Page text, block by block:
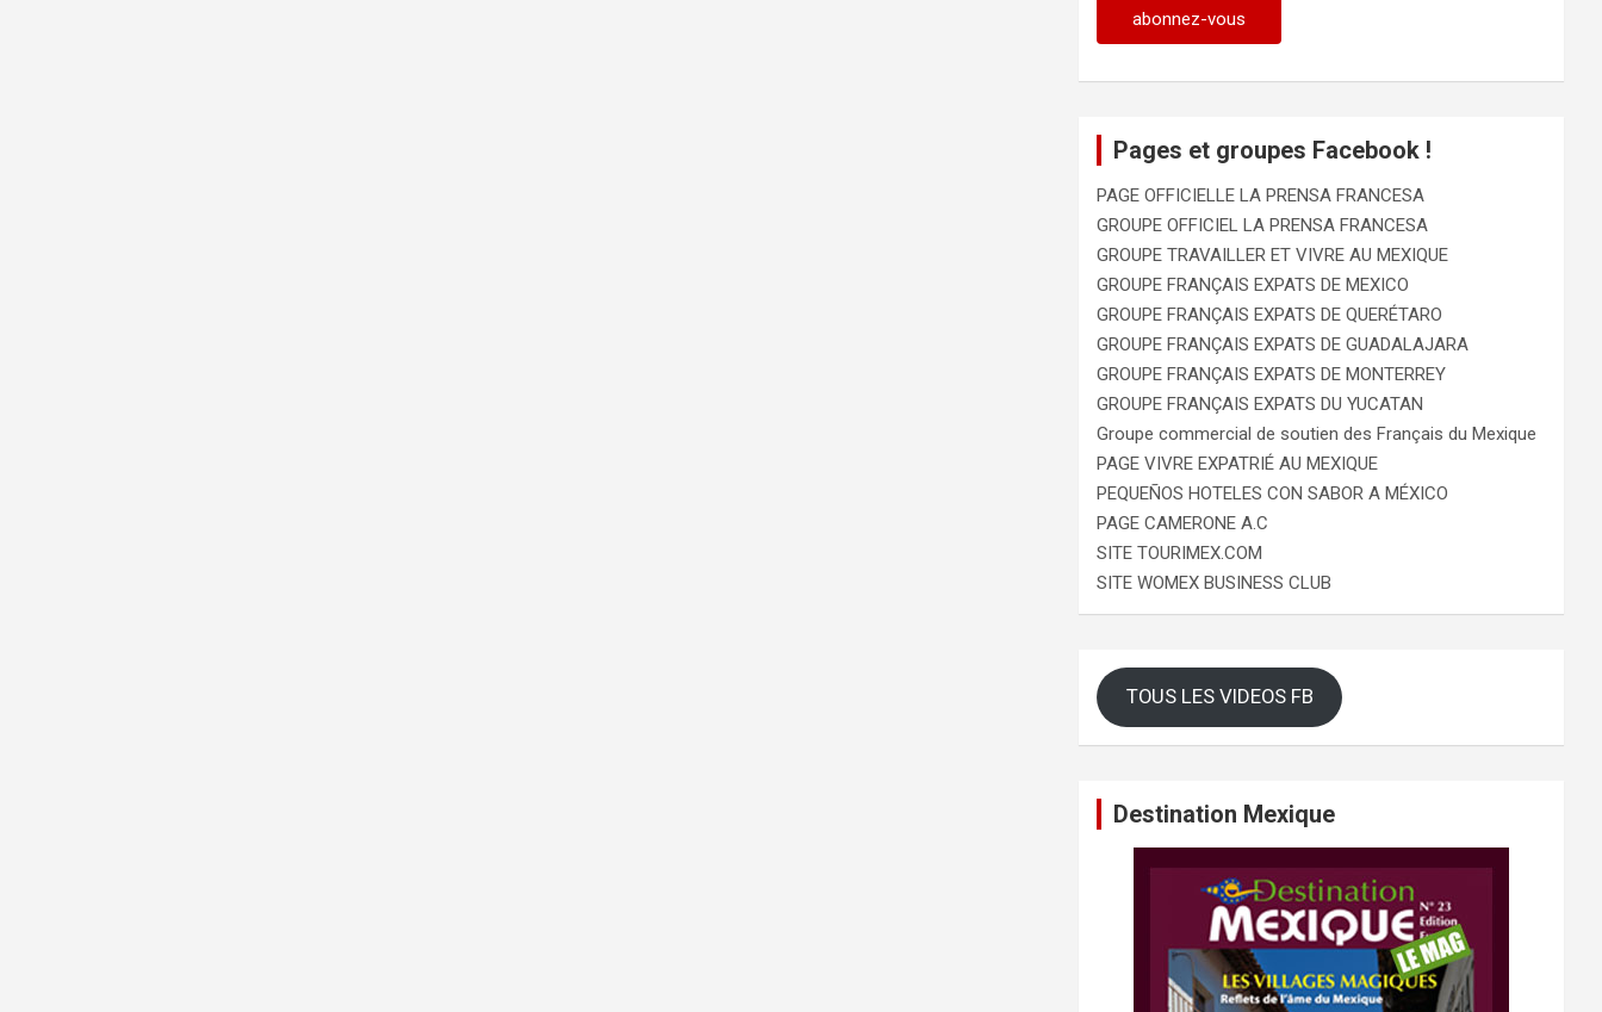
Pages et groupes Facebook !
PAGE OFFICIELLE LA PRENSA FRANCESA
GROUPE OFFICIEL LA PRENSA FRANCESA
GROUPE TRAVAILLER ET VIVRE AU MEXIQUE
GROUPE FRANÇAIS EXPATS DE MEXICO
GROUPE FRANÇAIS EXPATS DE QUERÉTARO
GROUPE FRANÇAIS EXPATS DE GUADALAJARA
GROUPE FRANÇAIS EXPATS DE MONTERREY
GROUPE FRANÇAIS EXPATS DU YUCATAN
Groupe commercial de soutien des Français du Mexique
PAGE VIVRE EXPATRIÉ AU MEXIQUE
PEQUEÑOS HOTELES CON SABOR A MÉXICO
PAGE CAMERONE A.C
SITE TOURIMEX.COM
SITE WOMEX BUSINESS CLUB
TOUS LES VIDEOS FB
Destination Mexique